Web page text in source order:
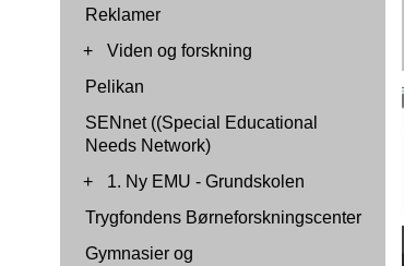
Reklamer
+
Viden og forskning
Pelikan
SENnet ((Special Educational
Needs Network)
+
1. Ny EMU - Grundskolen
Trygfondens Børneforskningscenter
Gymnasier og